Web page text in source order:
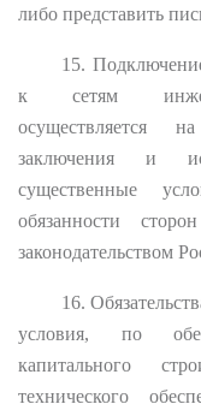
либо представить
15.
к сетям
осуществляется
заключения и
существенные
обязанности
законодательством
16.
условия, по
капитального
технического